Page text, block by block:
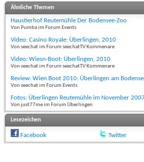
Ähnliche Themen
Haustierhof Reutemühle Der Bodensee-Zoo
Von Pumba im Forum Events
Video: Casino Royale: Überlingen, 2010
Von seechat im Forum seechatTV Kommenare
Video: Wiesn-Boot: Überlingen, 2010
Von seechat im Forum seechatTV Kommenare
Review: Wien Boot 2010: Überlingen am
Von seechat im Forum Events
Fotos: Überlingen Reutemühle im November
Von just77me im Forum Überlingen
Lesezeichen
Facebook Twitter